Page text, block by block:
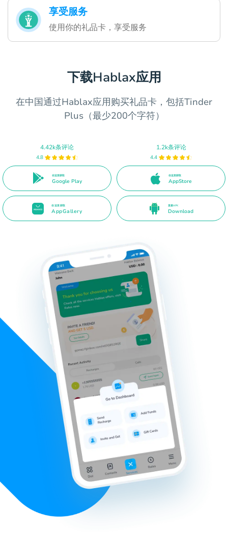
享受服务
使用你的礼品卡，享受服务
下载Hablax应用
在中国通过Hablax应用购买礼品卡，包括Tinder
Plus（最少200个字符）
4.42k条评论
4.8
在这里获取
Google Play
1.2k条评论
4.4
在这里获取
AppStore
在这里获取
AppGallery
直接APK
Download